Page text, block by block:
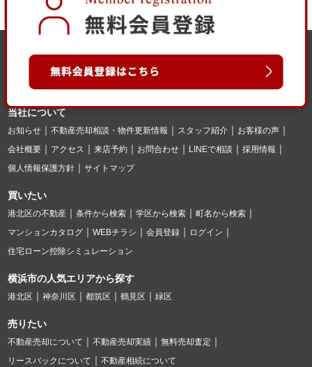
当社について
お知らせ 不動産売却相談・物件更新情報 スタッフ紹介
お客様の声
会社概要
アクセス 来店予約 お問合わせ LINEで相談
採用情報
個人情報保護方針
サイトマップ
買いたい
港北区の不動産 条件から検索 学区から検索
町名から検索
マンションカタログ
WEBチラシ 会員登録
ログイン
住宅ローン控除シミュレーション
横浜市の人気エリアから探す
港北区 神奈川区 都筑区 鶴見区 緑区
売りたい
不動産売却について 不動産売却実績
無料売却査定
リースバックについて
不動産相続について